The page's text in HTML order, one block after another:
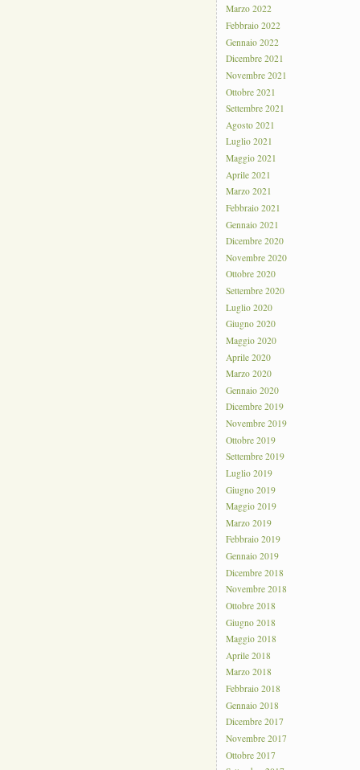
Marzo 2022
Febbraio 2022
Gennaio 2022
Dicembre 2021
Novembre 2021
Ottobre 2021
Settembre 2021
Agosto 2021
Luglio 2021
Maggio 2021
Aprile 2021
Marzo 2021
Febbraio 2021
Gennaio 2021
Dicembre 2020
Novembre 2020
Ottobre 2020
Settembre 2020
Luglio 2020
Giugno 2020
Maggio 2020
Aprile 2020
Marzo 2020
Gennaio 2020
Dicembre 2019
Novembre 2019
Ottobre 2019
Settembre 2019
Luglio 2019
Giugno 2019
Maggio 2019
Marzo 2019
Febbraio 2019
Gennaio 2019
Dicembre 2018
Novembre 2018
Ottobre 2018
Giugno 2018
Maggio 2018
Aprile 2018
Marzo 2018
Febbraio 2018
Gennaio 2018
Dicembre 2017
Novembre 2017
Ottobre 2017